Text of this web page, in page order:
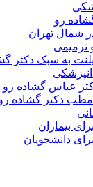
تهران
دکتر گشاده رو
گشاده رو
گشاده رو